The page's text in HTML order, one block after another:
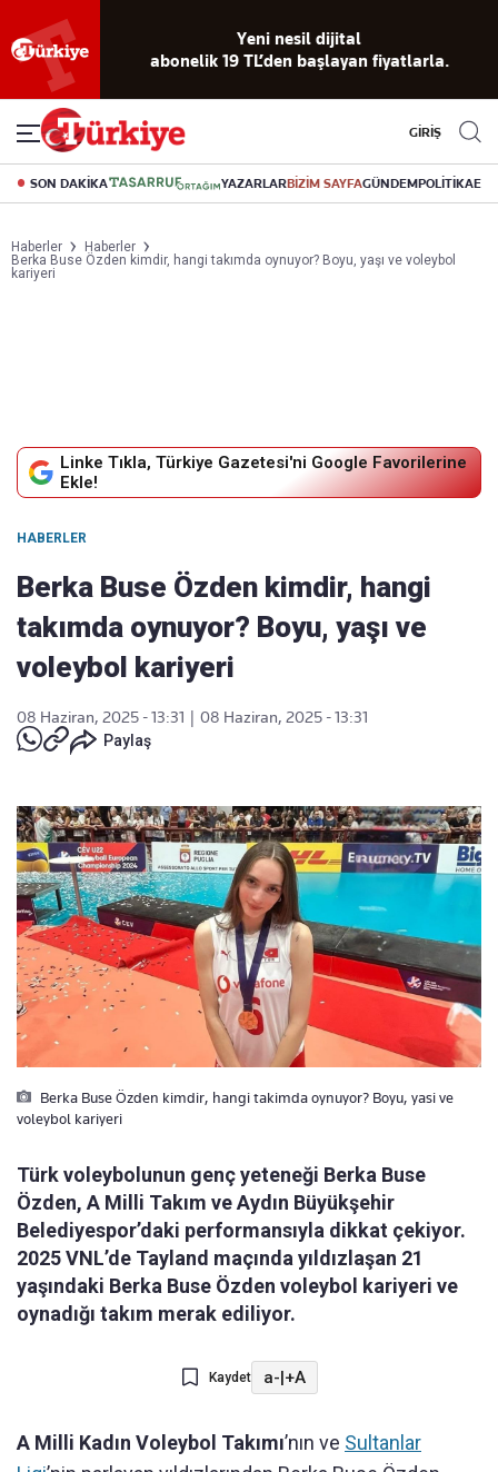
Yeni nesil dijital
abonelik 19 TL’den başlayan fiyatlarla.
GİRİŞ
SON DAKİKA YAZARLARBİZİM SAYFAGÜNDEMPOLİTİKA
Haberler
Haberler
Berka Buse Özden kimdir, hangi takımda oynuyor? Boyu, yaşı ve voleybol
kariyeri
Linke Tıkla, Türkiye Gazetesi'ni Google Favorilerine
Ekle!
HABERLER
Berka Buse Özden kimdir, hangi
takımda oynuyor? Boyu, yaşı ve
voleybol kariyeri
08 Haziran, 2025 - 13:31
08 Haziran, 2025 - 13:31
Paylaş
Berka Buse Özden kimdir, hangi takimda oynuyor? Boyu, yasi ve
voleybol kariyeri
Türk voleybolunun genç yeteneği Berka Buse
Özden, A Milli Takım ve Aydın Büyükşehir
Belediyespor’daki performansıyla dikkat çekiyor.
2025 VNL’de Tayland maçında yıldızlaşan 21
yaşındaki Berka Buse Özden voleybol kariyeri ve
oynadığı takım merak ediliyor.
Kaydet a-|+A
A Milli Kadın Voleybol Takımı’nın ve Sultanlar